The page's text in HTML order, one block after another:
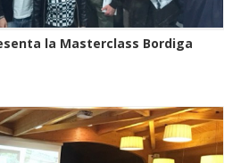
la Masterclass Bordiga